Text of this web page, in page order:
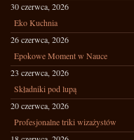
30 czerwca, 2026
Eko Kuchnia
26 czerwca, 2026
Epokowe Moment w Nauce
23 czerwca, 2026
Składniki pod lupą
20 czerwca, 2026
Profesjonalne triki wizażystów